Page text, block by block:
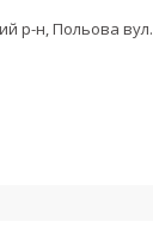
р-н, Польова вул.